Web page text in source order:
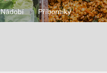
Nádobí Příborníky